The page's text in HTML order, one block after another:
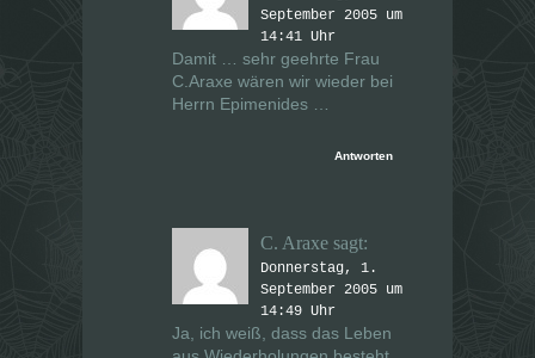
September 2005 um
14:41 Uhr
Damit … sehr geehrte Frau
C.Araxe wären wir wieder bei
Herrn Epimenides …
Antworten
C. Araxe sagt:
Donnerstag, 1.
September 2005 um
14:49 Uhr
Ja, ich weiß, dass das Leben